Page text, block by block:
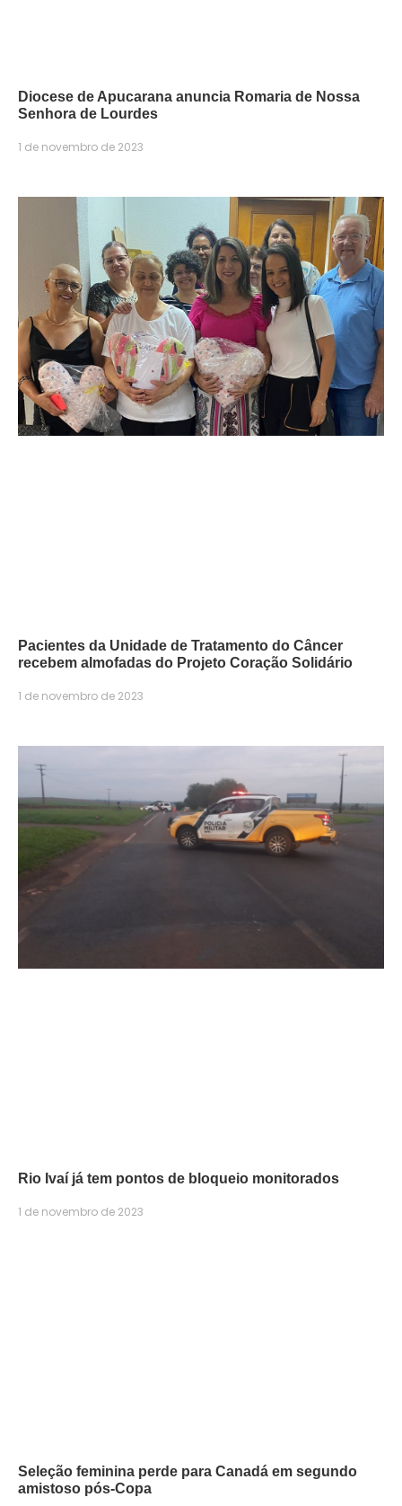
Diocese de Apucarana anuncia Romaria de Nossa
Senhora de Lourdes
1 de novembro de 2023
Pacientes da Unidade de Tratamento do Câncer
recebem almofadas do Projeto Coração Solidário
1 de novembro de 2023
Rio Ivaí já tem pontos de bloqueio monitorados
1 de novembro de 2023
Seleção feminina perde para Canadá em segundo
amistoso pós-Copa